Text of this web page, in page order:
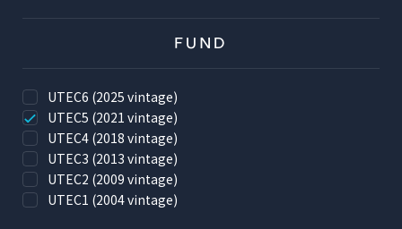
FUND
UTEC6 (2025 vintage)
UTEC5 (2021 vintage)
UTEC4 (2018 vintage)
UTEC3 (2013 vintage)
UTEC2 (2009 vintage)
UTEC1 (2004 vintage)